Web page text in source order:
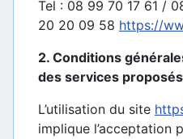
Tel : 08 99 70 17 61 /
20 20 09 58 https://
2. Conditions
des services
L’utilisation du site
implique l’acceptation